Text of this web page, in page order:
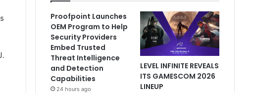
ومن خلال هذا التعاون، يستثمر LAB7 في Homeostasis لتحسين عمليات الإنتاج، وتوسيع نطاق التشغيل، ودعم جاهزية السوق.
Proofpoint Launches
OEM Program to Help
Security Providers
Embed Trusted
Threat Intelligence
and Detection
Capabilities
24 hours ago
LEVEL INFINITE REVEALS
ITS GAMESCOM 2026
LINEUP